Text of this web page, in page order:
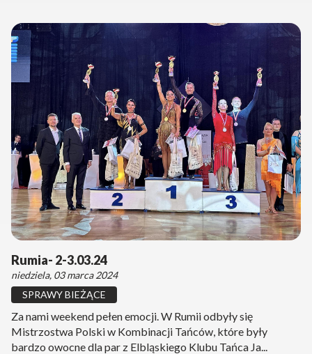
Rumia- 2-3.03.24
niedziela, 03 marca 2024
SPRAWY BIEŻĄCE
Za nami weekend pełen emocji. W Rumii odbyły się
Mistrzostwa Polski w Kombinacji Tańców, które były
bardzo owocne dla par z Elbląskiego Klubu Tańca Ja...